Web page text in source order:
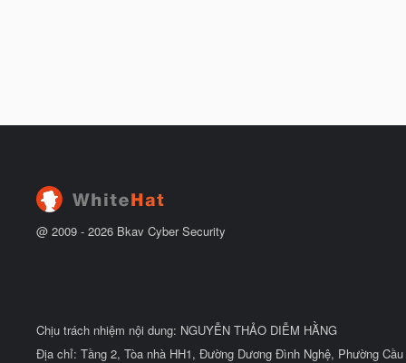
@ 2009 - 2026 Bkav Cyber Security
Chịu trách nhiệm nội dung: NGUYỄN THẢO DIỄM HẰNG
Địa chỉ: Tầng 2, Tòa nhà HH1, Đường Dương Đình Nghệ, Phường